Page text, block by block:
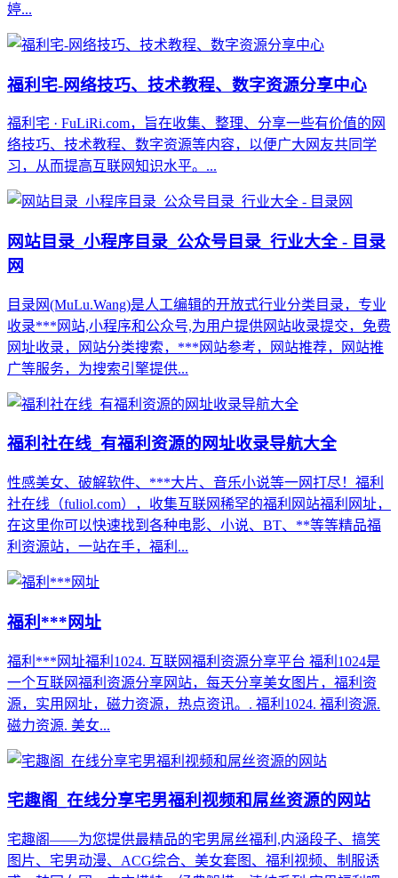
婷...
福利宅-网络技巧、技术教程、数字资源分享中心
福利宅 · FuLiRi.com，旨在收集、整理、分享一些有价值的网
络技巧、技术教程、数字资源等内容，以便广大网友共同学
习，从而提高互联网知识水平。...
网站目录_小程序目录_公众号目录_行业大全 - 目录
网
目录网(MuLu.Wang)是人工编辑的开放式行业分类目录，专业
收录***网站,小程序和公众号,为用户提供网站收录提交，免费
网址收录，网站分类搜索，***网站参考，网站推荐，网站推
广等服务，为搜索引擎提供...
福利社在线_有福利资源的网址收录导航大全
性感美女、破解软件、***大片、音乐小说等一网打尽！福利
社在线（fuliol.com），收集互联网稀罕的福利网站福利网址，
在这里你可以快速找到各种电影、小说、BT、**等等精品福
利资源站，一站在手，福利...
福利***网址
福利***网址福利1024. 互联网福利资源分享平台 福利1024是
一个互联网福利资源分享网站，每天分享美女图片，福利资
源，实用网址，磁力资源，热点资讯。. 福利1024. 福利资源.
磁力资源. 美女...
宅趣阁_在线分享宅男福利视频和屌丝资源的网站
宅趣阁——为您提供最精品的宅男屌丝福利,内涵段子、搞笑
图片、宅男动漫、ACG综合、美女套图、福利视频、制服诱